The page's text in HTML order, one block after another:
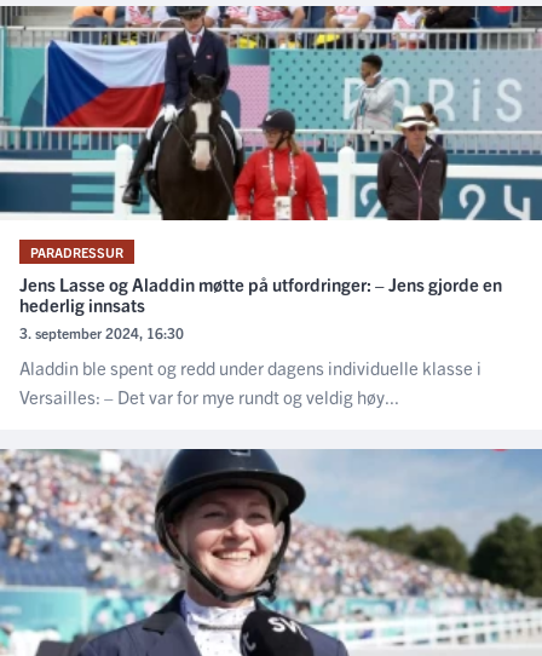
PARADRESSUR
Jens Lasse og Aladdin møtte på utfordringer: – Jens gjorde en
hederlig innsats
3. september 2024, 16:30
Aladdin ble spent og redd under dagens individuelle klasse i
Versailles: – Det var for mye rundt og veldig høy...